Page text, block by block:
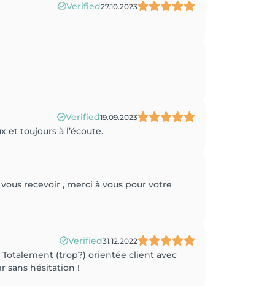
Verified27.10.2023
Verified19.09.2023
et toujours à l’écoute.
recevoir , merci à vous pour votre
Verified31.12.2022
(trop?) orientée client avec
sans hésitation !